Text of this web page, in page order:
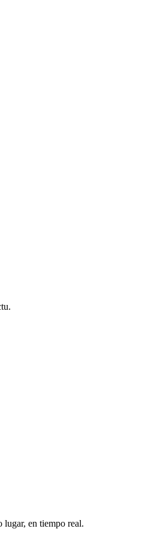
lugar, en tiempo real.